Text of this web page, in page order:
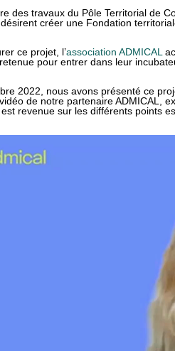
des travaux du Pôle Territorial de
créer une Fondation
ce projet, l’association ADMICAL
pour entrer dans leur
2022, nous avons présenté ce
de notre partenaire ADMICAL,
est revenue sur les différents points